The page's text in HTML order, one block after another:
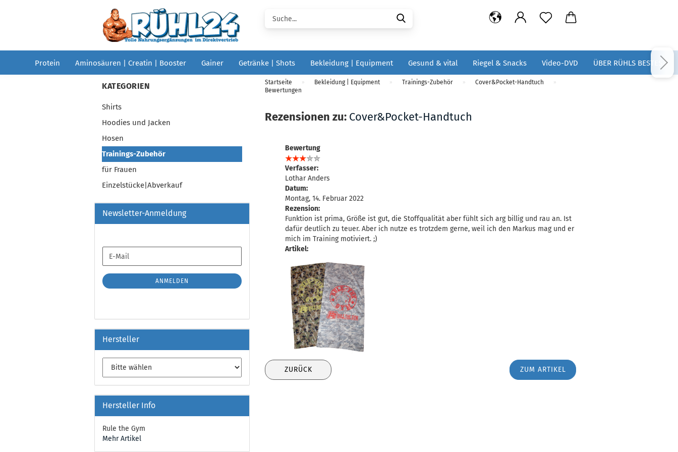
Protein Aminosäuren | Creatin | Booster Gainer Getränke | Shots Bekleidung | Equipment Gesund & vital Riegel & Snacks Video-DVD ÜBER RÜHLS BESTES
Startseite » Bekleidung | Equipment » Trainings-Zubehör » Cover&Pocket-Handtuch »
Bewertungen
Rezensionen zu: Cover&Pocket-Handtuch
Bewertung
Verfasser:
Lothar Anders
Datum:
Montag, 14. Februar 2022
Rezension:
Funktion ist prima, Größe ist gut, die Stoffqualität aber fühlt sich arg billig und rau an. Ist
dafür deutlich zu teuer. Aber ich nutze es trotzdem gerne, weil ich den Markus mag und er
mich im Training motiviert. ;)
Artikel:
ZURÜCK ZUM ARTIKEL
KATEGORIEN
Shirts
Hoodies und Jacken
Hosen
Trainings-Zubehör
für Frauen
Einzelstücke|Abverkauf
Newsletter-Anmeldung
ZUR
ANMELDUNG
E-
Mail
ANMELDEN
Hersteller
Hersteller Info
Rule the Gym
Mehr Artikel